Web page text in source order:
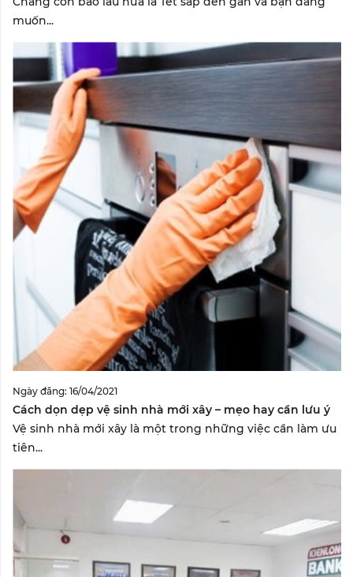
muốn...
Ngày đăng: 16/04/2021
Cách dọn dẹp vệ sinh nhà mới xây – mẹo hay cần lưu ý
Vệ sinh nhà mới xây là một trong những việc cần làm ưu
tiên...